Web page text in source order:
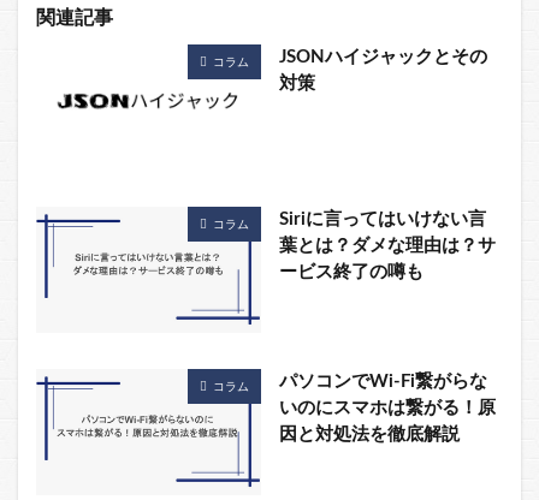
関連記事
コラム
JSONハイジャックとその
対策
コラム
Siriに言ってはいけない言
葉とは？ダメな理由は？サ
ービス終了の噂も
コラム
パソコンでWi-Fi繋がらな
いのにスマホは繋がる！原
因と対処法を徹底解説